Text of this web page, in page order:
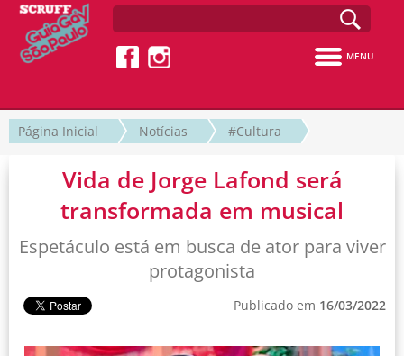
MENU
Página Inicial Notícias #Cultura
Vida de Jorge Lafond será
transformada em musical
Espetáculo está em busca de ator para viver
protagonista
Publicado em 16/03/2022